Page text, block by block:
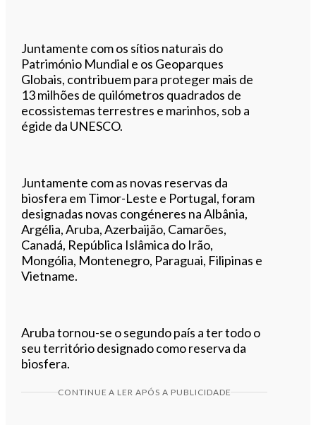
Juntamente com os sítios naturais do
Património Mundial e os Geoparques
Globais, contribuem para proteger mais de
13 milhões de quilómetros quadrados de
ecossistemas terrestres e marinhos, sob a
égide da UNESCO.
Juntamente com as novas reservas da
biosfera em Timor-Leste e Portugal, foram
designadas novas congéneres na Albânia,
Argélia, Aruba, Azerbaijão, Camarões,
Canadá, República Islâmica do Irão,
Mongólia, Montenegro, Paraguai, Filipinas e
Vietname.
Aruba tornou-se o segundo país a ter todo o
seu território designado como reserva da
biosfera.
CONTINUE A LER APÓS A PUBLICIDADE